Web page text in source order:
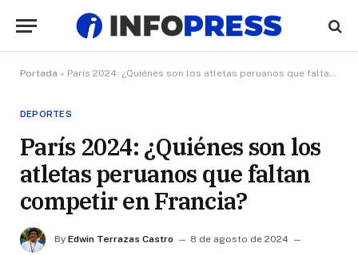
Portada » París 2024: ¿Quiénes son los atletas peruanos que faltan competir en Francia?
DEPORTES
París 2024: ¿Quiénes son los
atletas peruanos que faltan
competir en Francia?
By Edwin Terrazas Castro
8 de agosto de 2024